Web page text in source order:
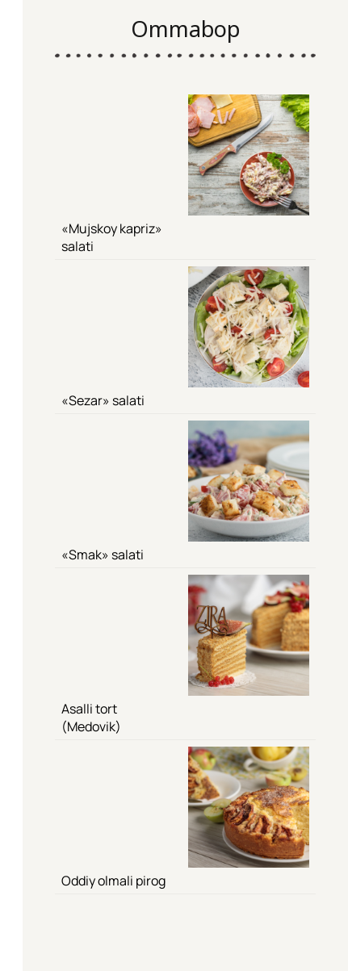
Ommabop
«Mujskoy kapriz»
salati
«Sezar» salati
«Smak» salati
Asalli tort
(Medovik)
Oddiy olmali pirog